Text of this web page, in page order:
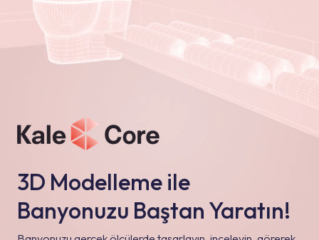
3D Modelleme ile
Banyonuzu Baştan Yaratın!